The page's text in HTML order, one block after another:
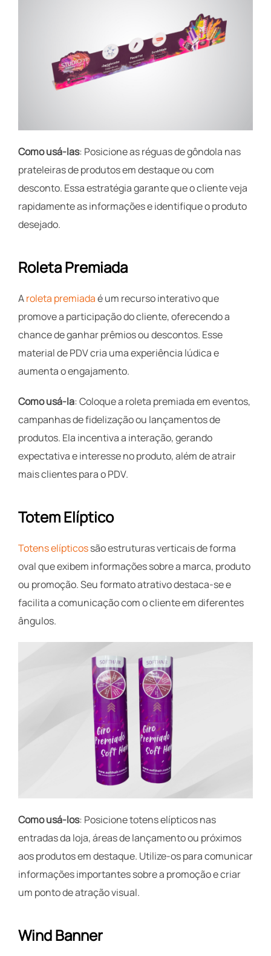
Como usá-las: Posicione as réguas de gôndola nas
prateleiras de produtos em destaque ou com
desconto. Essa estratégia garante que o cliente veja
rapidamente as informações e identifique o produto
desejado.
Roleta Premiada
Aroleta premiadaé um recurso interativo que
promove a participação do cliente, oferecendo a
chance de ganhar prêmios ou descontos. Esse
material de PDV cria uma experiência lúdica e
aumenta o engajamento.
Como usá-la: Coloque a roleta premiada em eventos,
campanhas de fidelização ou lançamentos de
produtos. Ela incentiva a interação, gerando
expectativa e interesse no produto, além de atrair
mais clientes para o PDV.
Totem Elíptico
Totens elípticossão estruturas verticais de forma
oval que exibem informações sobre a marca, produto
ou promoção. Seu formato atrativo destaca-se e
facilita a comunicação com o cliente em diferentes
ângulos.
Como usá-los: Posicione totens elípticos nas
entradas da loja, áreas de lançamento ou próximos
aos produtos em destaque. Utilize-os para comunicar
informações importantes sobre a promoção e criar
um ponto de atração visual.
Wind Banner